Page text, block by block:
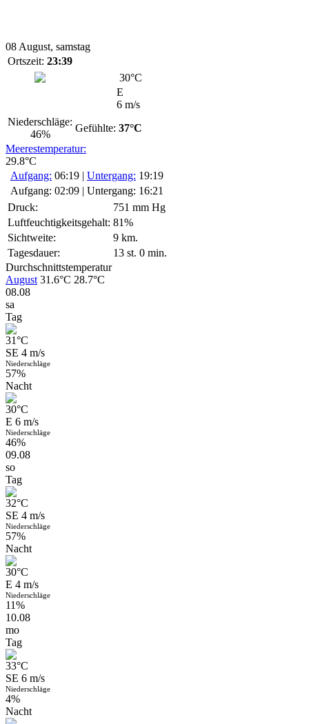
08 August, samstag
Ortszeit: 23:39
30°C
E
6 m/s
Niederschläge:
46%
Gefühlte: 37°C
Meerestemperatur:
29.8°C
Aufgang: 06:19 | Untergang: 19:19
Aufgang: 02:09 | Untergang: 16:21
Druck:
751 mm Hg
Luftfeuchtigkeitsgehalt: 81%
Sichtweite:
9 km.
Tagesdauer:
13 st. 0 min.
Durchschnittstemperatur
August 31.6°C 28.7°C
08.08
sa
Tag
31°C
SE 4 m/s
Niederschläge
57%
Nacht
30°C
E 6 m/s
Niederschläge
46%
09.08
so
Tag
32°C
SE 4 m/s
Niederschläge
57%
Nacht
30°C
E 4 m/s
Niederschläge
11%
10.08
mo
Tag
33°C
SE 6 m/s
Niederschläge
4%
Nacht